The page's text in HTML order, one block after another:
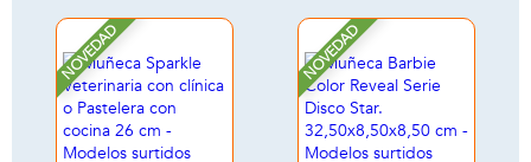
mascota y
accesorios 15 cm
NOVEDAD NOVEDAD